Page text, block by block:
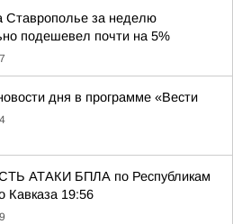
Ставрополье за неделю
подешевел почти на 5%
дня в программе «Вести
АТАКИ БПЛА по Республикам
Кавказа 19:56